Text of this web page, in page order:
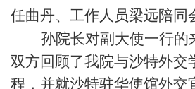
任曲丹、 工作人员梁远陪同
孙院长对副大使一行的
双方回顾了我院与沙特外交
程，并就沙特驻华使馆外交